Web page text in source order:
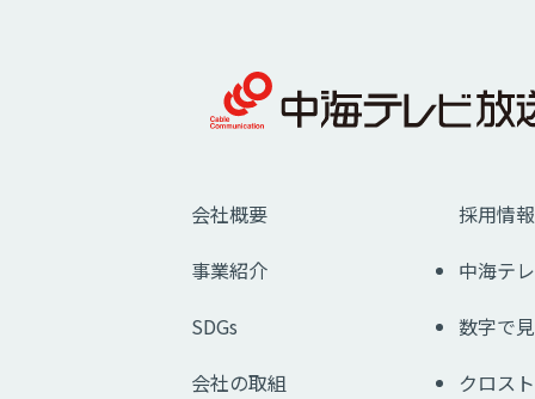
会社概要
事業紹介
SDGs
会社の取組
採用情報
中海テ
数字で
クロス